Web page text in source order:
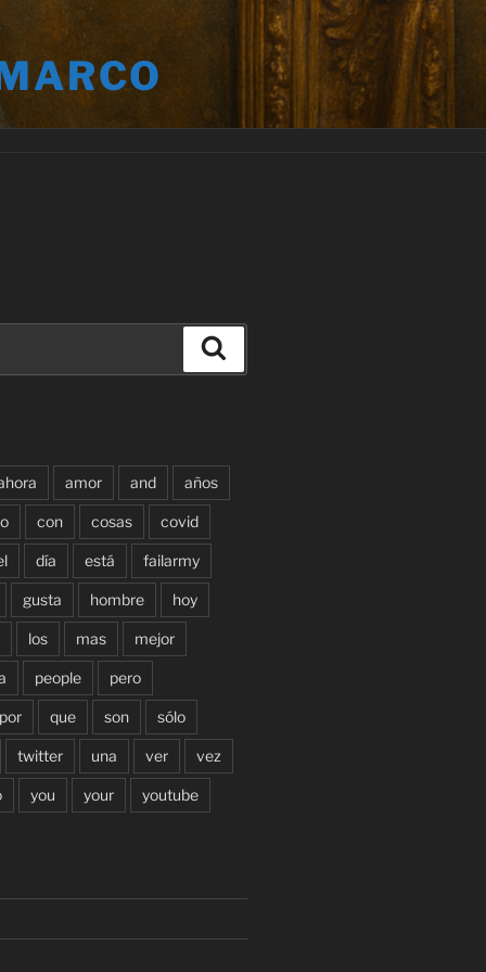
amor and años
con cosas covid
día está failarmy
gusta hombre hoy
los mas mejor
people pero
que son sólo
twitter una ver vez
you your youtube